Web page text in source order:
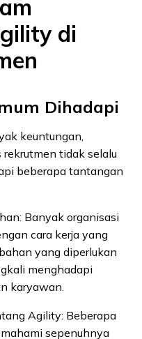
di
Dihadapi
keuntungan,
tidak selalu
beberapa tantangan
Banyak organisasi
cara kerja yang
yang diperlukan
menghadapi
karyawan.
Agility: Beberapa
sepenuhnya